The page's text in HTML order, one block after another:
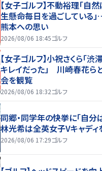
【女子ゴルフ】不動裕理「自
生懸命毎日を過ごしている
熊本への思い
2026/08/06 18:45ゴルフ
【女子ゴルフ】小祝さくら「渋
キレイだった」 川崎春花ら
会を観覧
2026/08/06 18:32ゴルフ
同郷・同学年の快挙に「自分
林光希は全英女子Vキャデ
2026/08/06 17:29ゴルフ